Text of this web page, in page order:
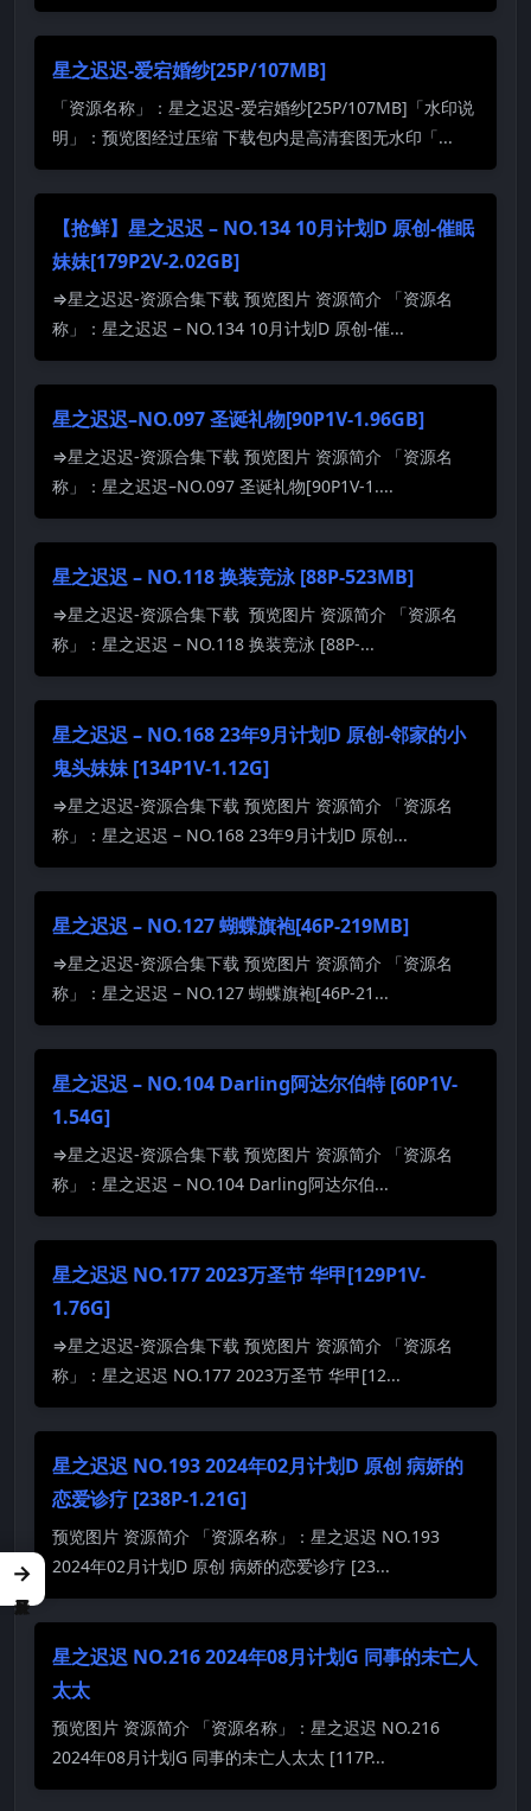
星之迟迟-爱宕婚纱[25P/107MB]
「资源名称」：星之迟迟-爱宕婚纱[25P/107MB]「水印说
明」：预览图经过压缩 下载包内是高清套图无水印「...
【抢鲜】星之迟迟 – NO.134 10月计划D 原创-催眠
妹妹[179P2V-2.02GB]
⇒星之迟迟-资源合集下载 预览图片 资源简介 「资源名
称」：星之迟迟 – NO.134 10月计划D 原创-催...
星之迟迟–NO.097 圣诞礼物[90P1V-1.96GB]
⇒星之迟迟-资源合集下载 预览图片 资源简介 「资源名
称」：星之迟迟–NO.097 圣诞礼物[90P1V-1....
星之迟迟 – NO.118 换装竞泳 [88P-523MB]
⇒星之迟迟-资源合集下载 预览图片 资源简介 「资源名
称」：星之迟迟 – NO.118 换装竞泳 [88P-...
星之迟迟 – NO.168 23年9月计划D 原创-邻家的小
鬼头妹妹 [134P1V-1.12G]
⇒星之迟迟-资源合集下载 预览图片 资源简介 「资源名
称」：星之迟迟 – NO.168 23年9月计划D 原创...
星之迟迟 – NO.127 蝴蝶旗袍[46P-219MB]
⇒星之迟迟-资源合集下载 预览图片 资源简介 「资源名
称」：星之迟迟 – NO.127 蝴蝶旗袍[46P-21...
星之迟迟 – NO.104 Darling阿达尔伯特 [60P1V-
1.54G]
⇒星之迟迟-资源合集下载 预览图片 资源简介 「资源名
称」：星之迟迟 – NO.104 Darling阿达尔伯...
星之迟迟 NO.177 2023万圣节 华甲[129P1V-
1.76G]
⇒星之迟迟-资源合集下载 预览图片 资源简介 「资源名
称」：星之迟迟 NO.177 2023万圣节 华甲[12...
星之迟迟 NO.193 2024年02月计划D 原创 病娇的
恋爱诊疗 [238P-1.21G]
预览图片 资源简介 「资源名称」：星之迟迟 NO.193
2024年02月计划D 原创 病娇的恋爱诊疗 [23...
星之迟迟 NO.216 2024年08月计划G 同事的未亡人
太太
预览图片 资源简介 「资源名称」：星之迟迟 NO.216
2024年08月计划G 同事的未亡人太太 [117P...
→